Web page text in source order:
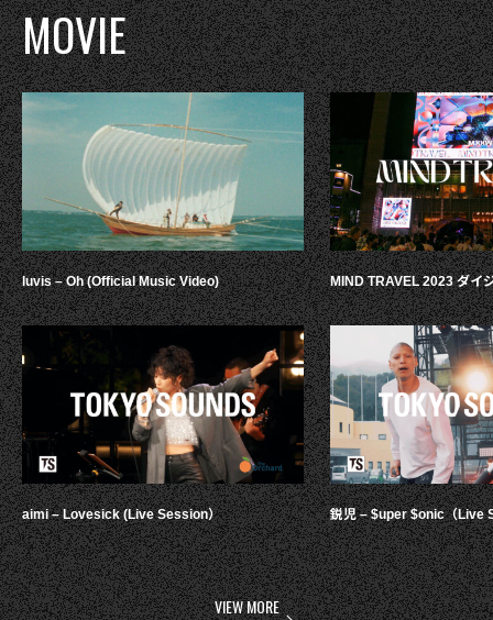
MOVIE
luvis – Oh (Official Music Video)
aimi – Lovesick (Live Session）
MIND TRAVEL 2023 ダイ
鋭児 – $uper $onic（Live
VIEW MORE